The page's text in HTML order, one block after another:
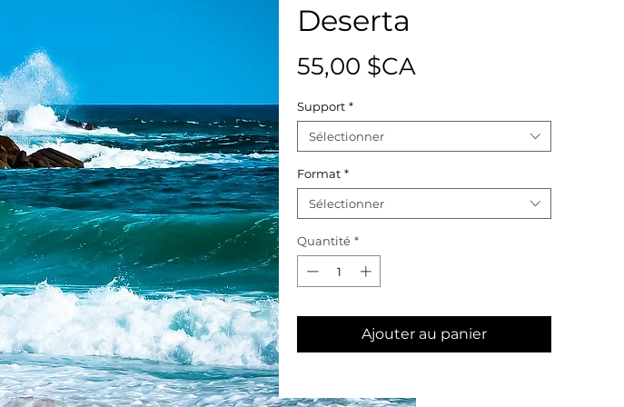
Deserta
55,00 $CA
Support *
Sélectionner
Format *
Sélectionner
Quantité *
Ajouter au panier